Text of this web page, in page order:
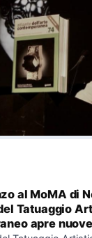
al MoMA di
Tatuaggio
apre